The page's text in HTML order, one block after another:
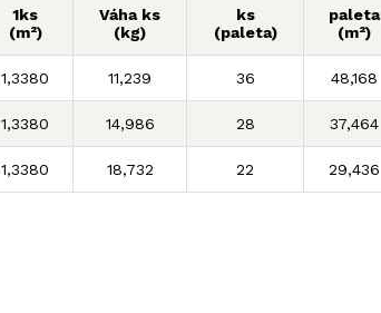
1ks
(m²)
Váha ks
(kg)
ks
(paleta)
paleta
(m²)
1,3380 11,239 36 48,168
1,3380 14,986 28 37,464
1,3380 18,732 22 29,436